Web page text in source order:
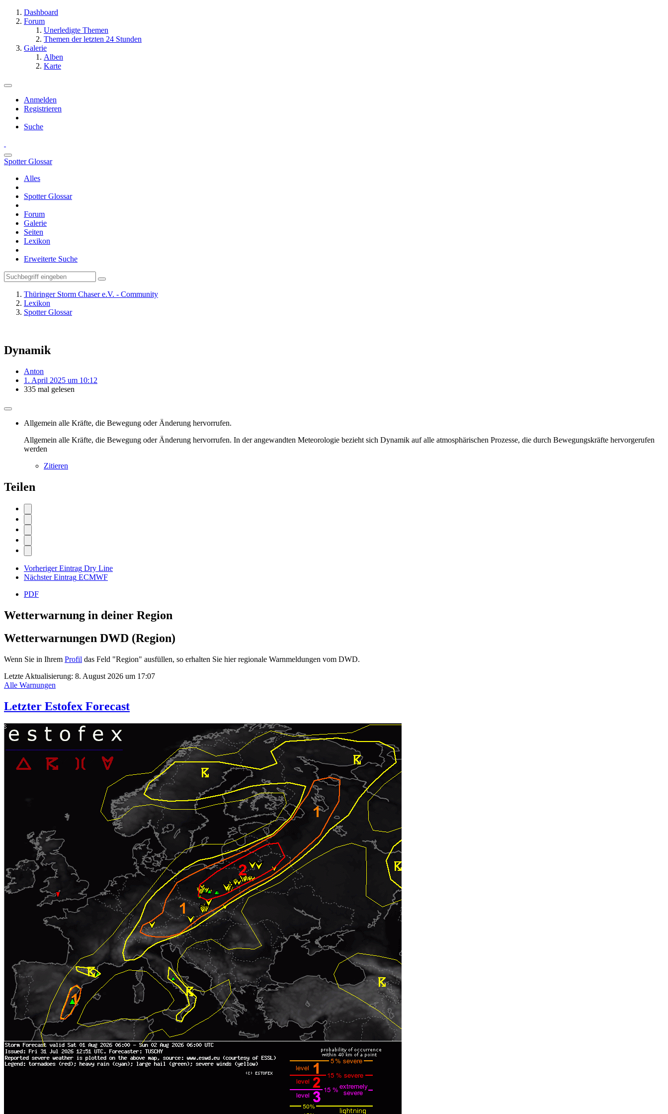
Dashboard
Forum
Unerledigte Themen
Themen der letzten 24 Stunden
Galerie
Alben
Karte
Anmelden
Registrieren
Suche
Spotter Glossar
Alles
Spotter Glossar
Forum
Galerie
Seiten
Lexikon
Erweiterte Suche
Thüringer Storm Chaser e.V. - Community
Lexikon
Spotter Glossar
Dynamik
Anton
1. April 2025 um 10:12
335 mal gelesen
Allgemein alle Kräfte, die Bewegung oder Änderung hervorrufen.
Allgemein alle Kräfte, die Bewegung oder Änderung hervorrufen. In der angewandten Meteorologie bezieht sich Dynamik auf alle atmosphärischen Prozesse, die durch Bewegungskräfte hervorgerufen
werden
Zitieren
Teilen
Vorheriger Eintrag Dry Line
Nächster Eintrag ECMWF
PDF
Wetterwarnung in deiner Region
Wetterwarnungen DWD (Region)
Wenn Sie in Ihrem Profil das Feld "Region" ausfüllen, so erhalten Sie hier regionale Warnmeldungen vom DWD.
Letzte Aktualisierung: 8. August 2026 um 17:07
Alle Warnungen
Letzter Estofex Forecast